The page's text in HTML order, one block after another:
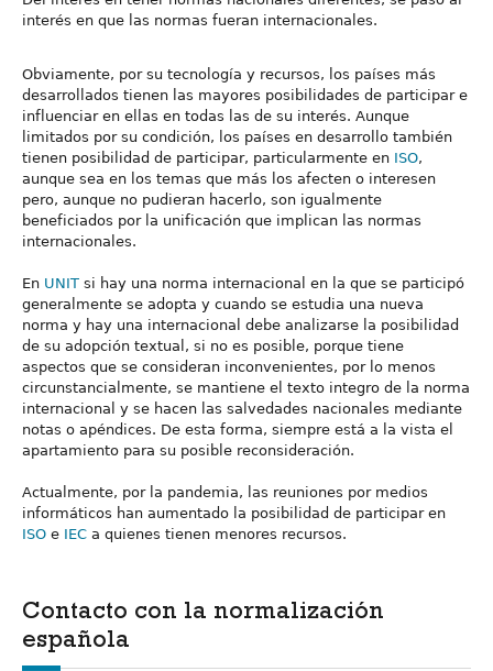
interés en que las normas fueran internacionales.
Obviamente, por su tecnología y recursos, los países más
desarrollados tienen las mayores posibilidades de participar e
influenciar en ellas en todas las de su interés. Aunque
limitados por su condición, los países en desarrollo también
tienen posibilidad de participar, particularmente en ISO,
aunque sea en los temas que más los afecten o interesen
pero, aunque no pudieran hacerlo, son igualmente
beneficiados por la unificación que implican las normas
internacionales.
En UNIT si hay una norma internacional en la que se participó
generalmente se adopta y cuando se estudia una nueva
norma y hay una internacional debe analizarse la posibilidad
de su adopción textual, si no es posible, porque tiene
aspectos que se consideran inconvenientes, por lo menos
circunstancialmente, se mantiene el texto integro de la norma
internacional y se hacen las salvedades nacionales mediante
notas o apéndices. De esta forma, siempre está a la vista el
apartamiento para su posible reconsideración.
Actualmente, por la pandemia, las reuniones por medios
informáticos han aumentado la posibilidad de participar en
ISO e IEC a quienes tienen menores recursos.
Contacto con la normalización
española